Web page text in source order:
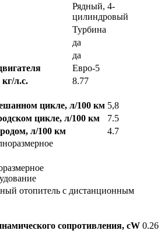
Рядный, 4-
цилиндровый
Турбина
да
да
Евро-5
л.с.
8.77
цикле, л/100 км 5,8
цикле, л/100 км
7.5
л/100 км
4.7
отопитель с дистанционным
сопротивления, cW 0.26